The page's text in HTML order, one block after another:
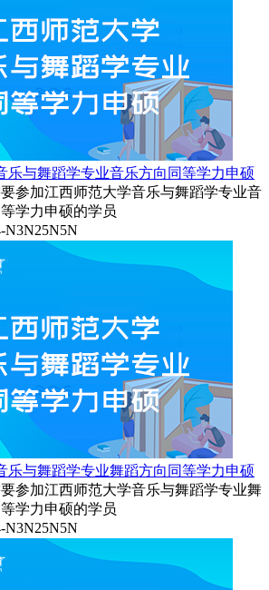
乐与舞蹈学专业音乐方向同等学力申硕
参加江西师范大学音乐与舞蹈学专业音
学力申硕的学员
N3N25N5N
乐与舞蹈学专业舞蹈方向同等学力申硕
参加江西师范大学音乐与舞蹈学专业舞
学力申硕的学员
N3N25N5N